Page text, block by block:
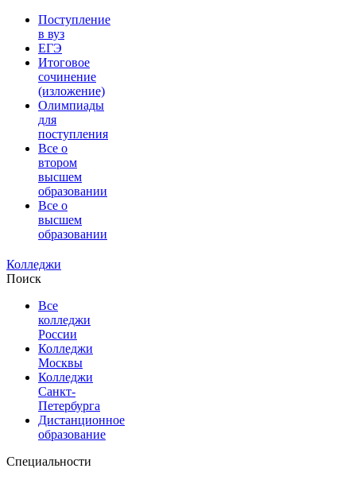
Поступление
в вуз
ЕГЭ
Итоговое
сочинение
(изложение)
Олимпиады
для
поступления
Все о
втором
высшем
образовании
Все о
высшем
образовании
Колледжи
Поиск
Все
колледжи
России
Колледжи
Москвы
Колледжи
Санкт-
Петербурга
Дистанционное
образование
Специальности